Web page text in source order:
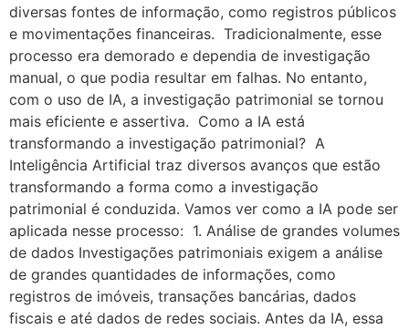
diversas fontes de informação, como registros públicos
e movimentações financeiras. Tradicionalmente, esse
processo era demorado e dependia de investigação
manual, o que podia resultar em falhas. No entanto,
com o uso de IA, a investigação patrimonial se tornou
mais eficiente e assertiva. Como a IA está
transformando a investigação patrimonial? A
Inteligência Artificial traz diversos avanços que estão
transformando a forma como a investigação
patrimonial é conduzida. Vamos ver como a IA pode ser
aplicada nesse processo: 1. Análise de grandes volumes
de dados Investigações patrimoniais exigem a análise
de grandes quantidades de informações, como
registros de imóveis, transações bancárias, dados
fiscais e até dados de redes sociais. Antes da IA, essa